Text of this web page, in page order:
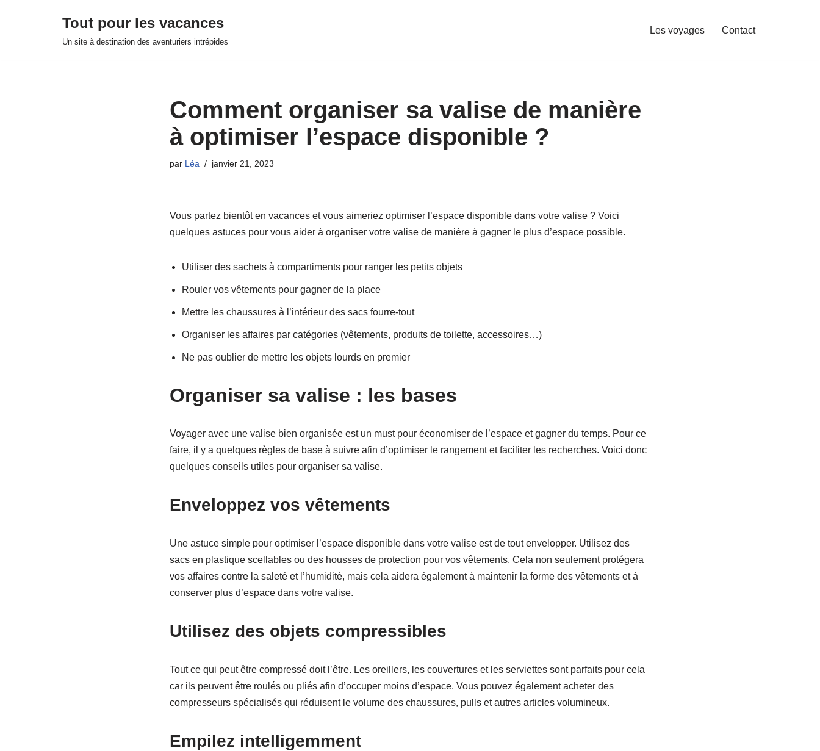
Tout pour les vacances
Un site à destination des aventuriers intrépides
Les voyages Contact
Comment organiser sa valise de manière
à optimiser l’espace disponible ?
par Léa janvier 21, 2023
Vous partez bientôt en vacances et vous aimeriez optimiser l’espace disponible dans votre valise ? Voici
quelques astuces pour vous aider à organiser votre valise de manière à gagner le plus d’espace possible.
Utiliser des sachets à compartiments pour ranger les petits objets
Rouler vos vêtements pour gagner de la place
Mettre les chaussures à l’intérieur des sacs fourre-tout
Organiser les affaires par catégories (vêtements, produits de toilette, accessoires…)
Ne pas oublier de mettre les objets lourds en premier
Organiser sa valise : les bases
Voyager avec une valise bien organisée est un must pour économiser de l’espace et gagner du temps. Pour ce
faire, il y a quelques règles de base à suivre afin d’optimiser le rangement et faciliter les recherches. Voici donc
quelques conseils utiles pour organiser sa valise.
Enveloppez vos vêtements
Une astuce simple pour optimiser l’espace disponible dans votre valise est de tout envelopper. Utilisez des
sacs en plastique scellables ou des housses de protection pour vos vêtements. Cela non seulement protégera
vos affaires contre la saleté et l’humidité, mais cela aidera également à maintenir la forme des vêtements et à
conserver plus d’espace dans votre valise.
Utilisez des objets compressibles
Tout ce qui peut être compressé doit l’être. Les oreillers, les couvertures et les serviettes sont parfaits pour cela
car ils peuvent être roulés ou pliés afin d’occuper moins d’espace. Vous pouvez également acheter des
compresseurs spécialisés qui réduisent le volume des chaussures, pulls et autres articles volumineux.
Empilez intelligemment